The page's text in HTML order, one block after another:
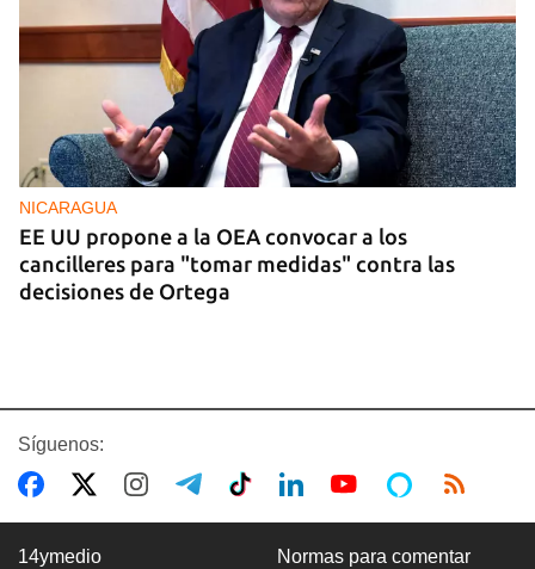
NICARAGUA
EE UU propone a la OEA convocar a los
cancilleres para "tomar medidas" contra las
decisiones de Ortega
Síguenos:
14ymedio Normas para comentar